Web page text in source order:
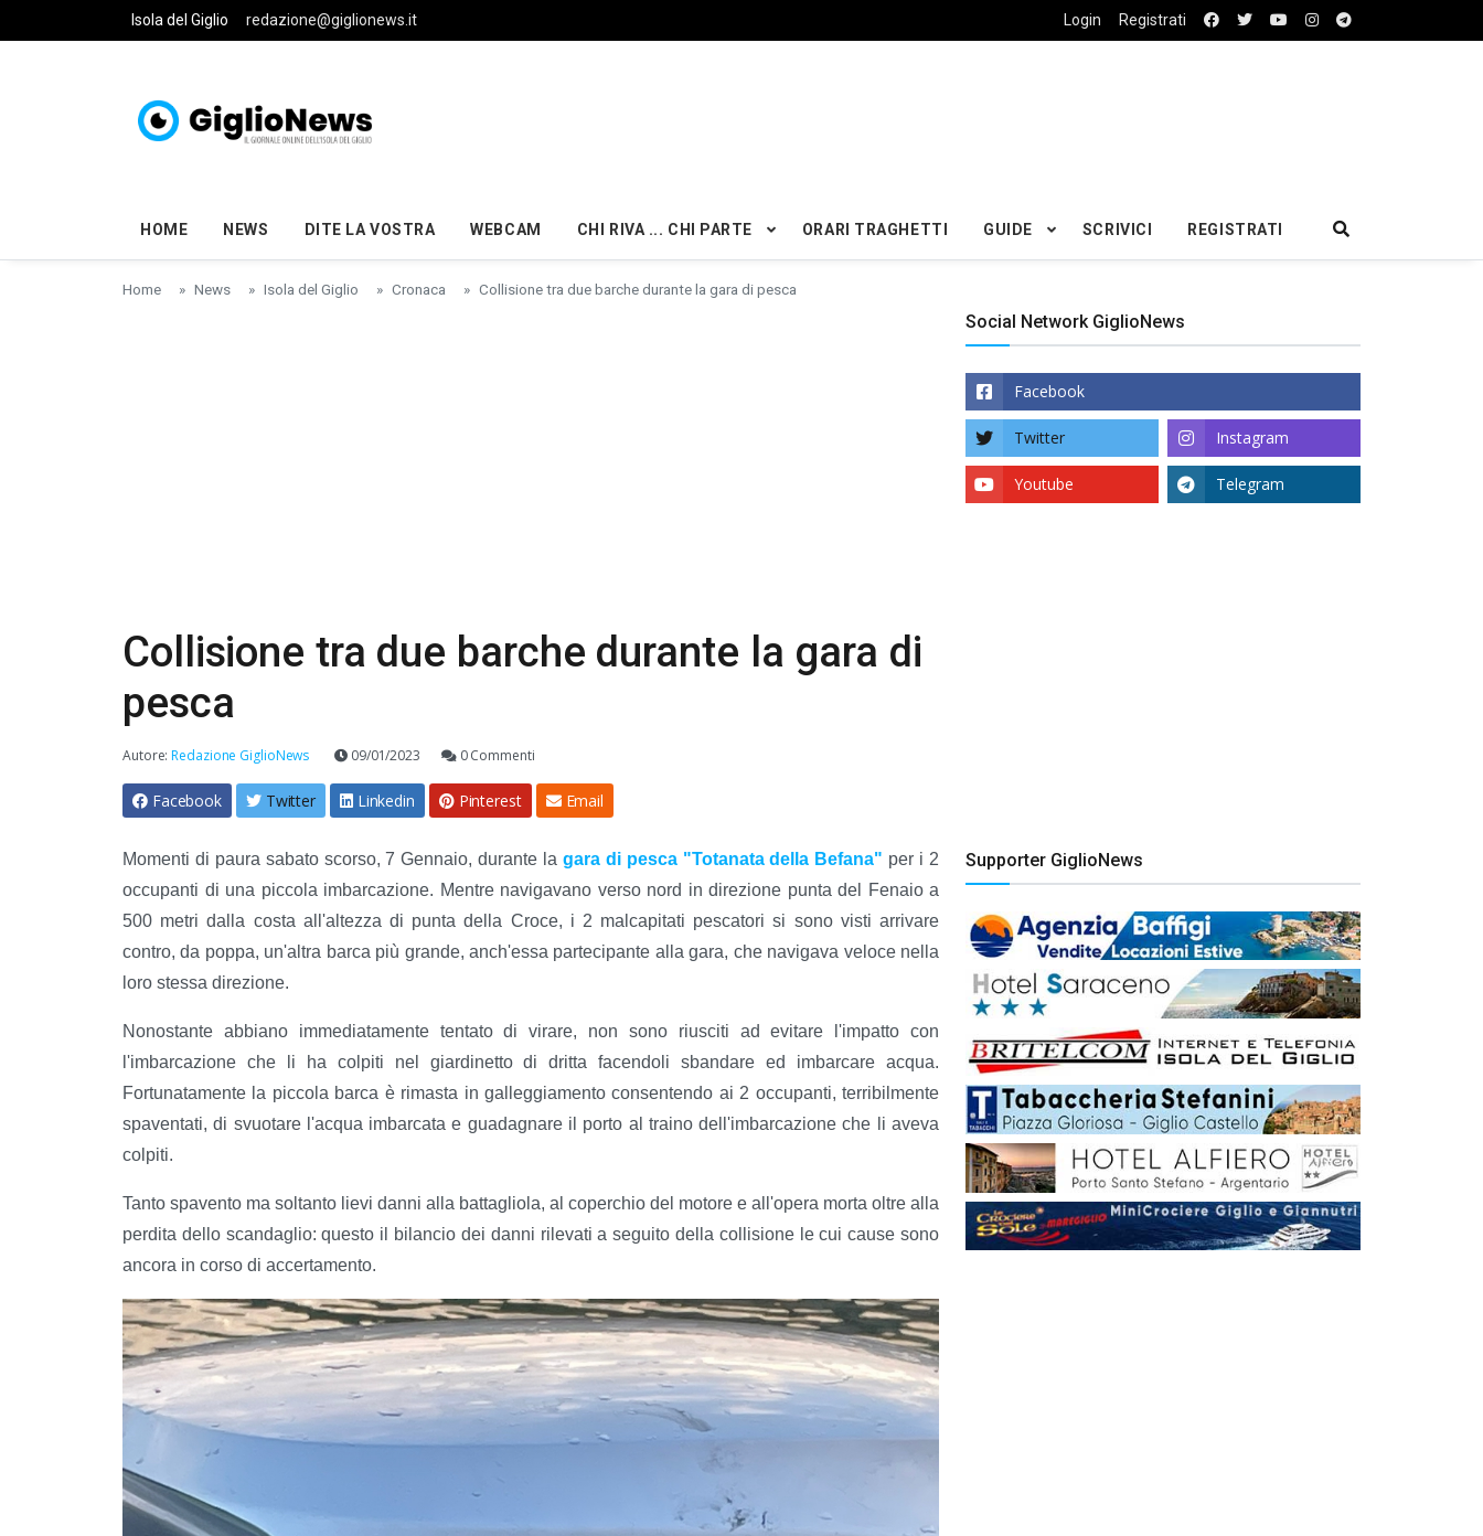
Skip to main content
Isola del Giglio redazione@giglionews.it Login Registrati
HOME NEWS DITE LA VOSTRA WEBCAM CHI RIVA ... CHI PARTE ORARI TRAGHETTI GUIDE SCRIVICI REGISTRATI
Home News Isola del Giglio Cronaca Collisione tra due barche durante la gara di pesca
Collisione tra due barche durante la gara di
pesca
Autore:Redazione GiglioNews 09/01/2023 0 Commenti
Facebook Twitter Linkedin Pinterest Email
Momenti di paura sabato scorso, 7 Gennaio, durante la gara di pesca "Totanata della Befana" per i 2
occupanti di una piccola imbarcazione. Mentre navigavano verso nord in direzione punta del Fenaio a
500 metri dalla costa all'altezza di punta della Croce, i 2 malcapitati pescatori si sono visti arrivare
contro, da poppa, un'altra barca più grande, anch'essa partecipante alla gara, che navigava veloce nella
loro stessa direzione.
Nonostante abbiano immediatamente tentato di virare, non sono riusciti ad evitare l'impatto con
l'imbarcazione che li ha colpiti nel giardinetto di dritta facendoli sbandare ed imbarcare acqua.
Fortunatamente la piccola barca è rimasta in galleggiamento consentendo ai 2 occupanti, terribilmente
spaventati, di svuotare l'acqua imbarcata e guadagnare il porto al traino dell'imbarcazione che li aveva
colpiti.
Tanto spavento ma soltanto lievi danni alla battagliola, al coperchio del motore e all'opera morta oltre alla
perdita dello scandaglio: questo il bilancio dei danni rilevati a seguito della collisione le cui cause sono
ancora in corso di accertamento.
Social Network GiglioNews
Facebook
Twitter Instagram
Youtube Telegram
Supporter GiglioNews